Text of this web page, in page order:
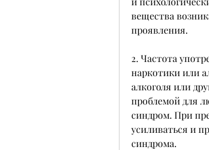
вещества
проявления.
2. Частота
наркотики или
алкоголя или
проблемой для
синдром. При
усиливаться и
синдрома.